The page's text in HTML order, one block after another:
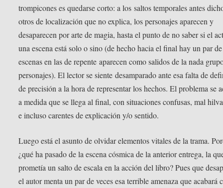
trompicones es quedarse corto: a los saltos temporales antes
otros de localización que no explica, los personajes aparecen y
desaparecen por arte de magia, hasta el punto de no saber si el
una escena está solo o sino (de hecho hacia el final hay un par de
escenas en las de repente aparecen como salidos de la nada
personajes). El lector se siente desamparado ante esa falta de
de precisión a la hora de representar los hechos. El problema se
a medida que se llega al final, con situaciones confusas, mal
e incluso carentes de explicación y/o sentido.
Luego está el asunto de olvidar elementos vitales de la trama.
¿qué ha pasado de la escena cósmica de la anterior entrega, la
prometía un salto de escala en la acción del libro? Pues que
el autor menta un par de veces esa terrible amenaza que acabará